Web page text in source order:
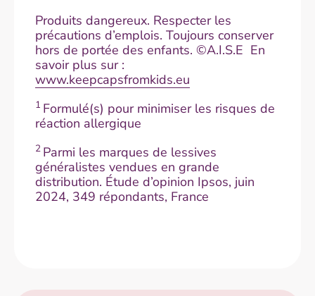
Produits dangereux. Respecter les
précautions d’emplois. Toujours conserver
hors de portée des enfants. ©A.I.S.E En
savoir plus sur :
www.keepcapsfromkids.eu
1 Formulé(s) pour minimiser les risques de
réaction allergique
2 Parmi les marques de lessives
généralistes vendues en grande
distribution. Étude d’opinion Ipsos, juin
2024, 349 répondants, France